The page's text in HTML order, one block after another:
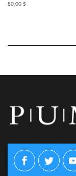
80,00 $
Facebook